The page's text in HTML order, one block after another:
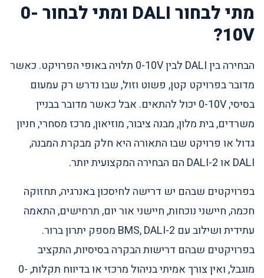
מתי לבחור DALI ומתי לבחור 0-
10V?
הבחירה בין DALI לבין 0-10V תלויה באופי הפרויקט. כאשר
מדובר בפרויקט קטן, פשוט וזול, שבו נדרש רק עמעום
בסיסי, 0-10V יכול להתאים. אבל כאשר מדובר בבניין
משרדים, בית מלון, מבנה ציבור, מוזיאון, מרכז מסחרי, חניון
גדול או פרויקט שבו התאורה היא חלק מבקרת המבנה,
DALI או DALI-2 הם הבחירה המקצועית יותר.
בפרויקטים שבהם יש דרישה לחיסכון באנרגיה, תחזוקה
חכמה, חיישני נוכחות, חיישני אור יום, תרחישים, התאמה
עתידית ושילוב עם BMS, DALI-2 מספק יתרון ברור.
בפרויקטים שבהם דרישות הבקרה בסיסיות, התקציב
מוגבל, ואין צורך אמיתי בניהול מרכזי או בדיווח תקלות, 0-